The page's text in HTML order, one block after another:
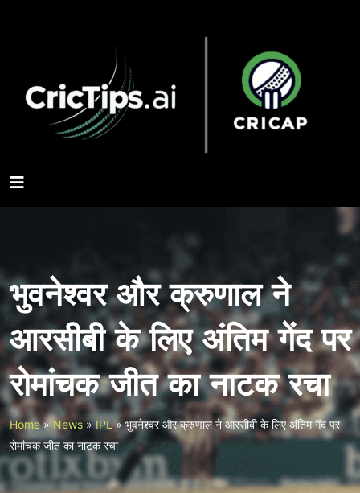
भुवनेश्वर और क्रुणाल ने
आरसीबी के लिए अंतिम गेंद पर
रोमांचक जीत का नाटक रचा
Home»News»IPL»भुवनेश्वर और क्रुणाल ने आरसीबी के लिए अंतिम गेंद पर
रोमांचक जीत का नाटक रचा